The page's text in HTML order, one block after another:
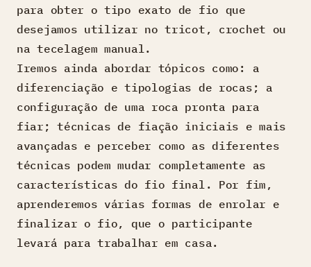
para obter o tipo exato de fio que
desejamos utilizar no tricot, crochet ou
na tecelagem manual.
Iremos ainda abordar tópicos como: a
diferenciação e tipologias de rocas; a
configuração de uma roca pronta para
fiar; técnicas de fiação iniciais e mais
avançadas e perceber como as diferentes
técnicas podem mudar completamente as
características do fio final. Por fim,
aprenderemos várias formas de enrolar e
finalizar o fio, que o participante
levará para trabalhar em casa.